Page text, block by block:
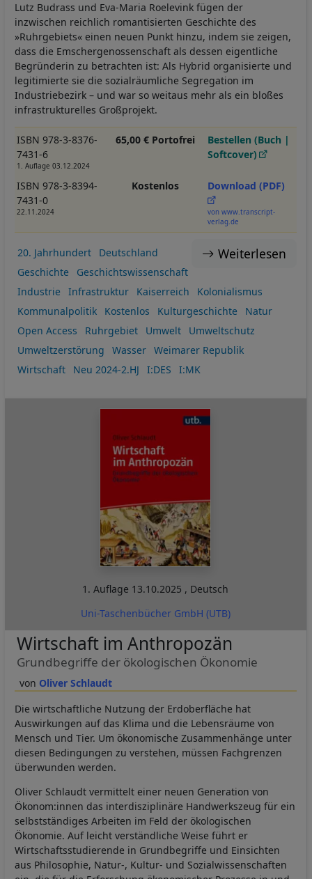
Lutz Budrass und Eva-Maria Roelevink fügen der
inzwischen reichlich romantisierten Geschichte des
»Ruhrgebiets« einen neuen Punkt hinzu, indem sie zeigen,
dass die Emschergenossenschaft als dessen eigentliche
Begründerin zu betrachten ist: Als Hybrid organisierte und
legitimierte sie die sozialräumliche Segregation im
Industriebezirk – und war so weitaus mehr als ein bloßes
infrastrukturelles Großprojekt.
ISBN 978-3-8376-
7431-6
1. Auflage 03.12.2024
65,00 € Portofrei
Bestellen (Buch |
Softcover)
ISBN 978-3-8394-
7431-0
22.11.2024
Kostenlos Download (PDF)
von www.transcript-
verlag.de
Weiterlesen
20. Jahrhundert
Deutschland
Geschichte
Geschichtswissenschaft
Industrie
Infrastruktur Kaiserreich
Kolonialismus
Kommunalpolitik
Kostenlos Kulturgeschichte
Natur
Open Access
Ruhrgebiet Umwelt
Umweltschutz
Umweltzerstörung
Wasser
Weimarer Republik
Wirtschaft
Neu 2024-2.HJ I:DES I:MK
1. Auflage 13.10.2025 , Deutsch
Uni-Taschenbücher GmbH (UTB)
Oliver Schlaudt
Wirtschaft im Anthropozän
Grundbegriffe der ökologischen Ökonomie
Die wirtschaftliche Nutzung der Erdoberfläche hat
Auswirkungen auf das Klima und die Lebensräume von
Mensch und Tier. Um ökonomische Zusammenhänge unter
diesen Bedingungen zu verstehen, müssen Fachgrenzen
überwunden werden.
Oliver Schlaudt vermittelt einer neuen Generation von
Ökonom:innen das interdisziplinäre Handwerkszeug für ein
selbstständiges Arbeiten im Feld der ökologischen
Ökonomie. Auf leicht verständliche Weise führt er
Wirtschaftsstudierende in Grundbegriffe und Einsichten
aus Philosophie, Natur-, Kultur- und Sozialwissenschaften